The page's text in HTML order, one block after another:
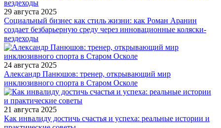
29 августа 2025
Социальный бизнес как стиль жизни: как Роман Аранин
создает безбарьерную среду через инновационные коляски-
вездеходы
24 августа 2025
Александр Панюшов: тренер, открывающий мир
инклюзивного спорта в Старом Осколе
21 августа 2025
Как инвалиду достичь счастья и успеха: реальные истории и